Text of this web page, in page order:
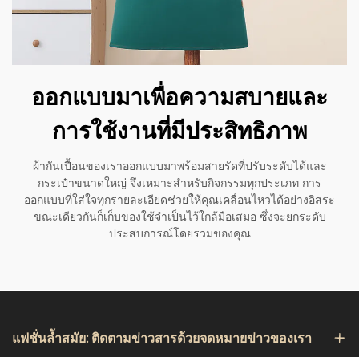
ออกแบบมาเพื่อความสบายและ
การใช้งานที่มีประสิทธิภาพ
ผ้ากันเปื้อนของเราออกแบบมาพร้อมสายรัดที่ปรับระดับได้และ
กระเป๋าขนาดใหญ่ จึงเหมาะสำหรับกิจกรรมทุกประเภท การ
ออกแบบที่ใส่ใจทุกรายละเอียดช่วยให้คุณเคลื่อนไหวได้อย่างอิสระ
ขณะเดียวกันก็เก็บของใช้จำเป็นไว้ใกล้มือเสมอ ซึ่งจะยกระดับ
ประสบการณ์โดยรวมของคุณ
แฟชั่นล้ำสมัย: ติดตามข่าวสารด้วยจดหมายข่าวของเรา